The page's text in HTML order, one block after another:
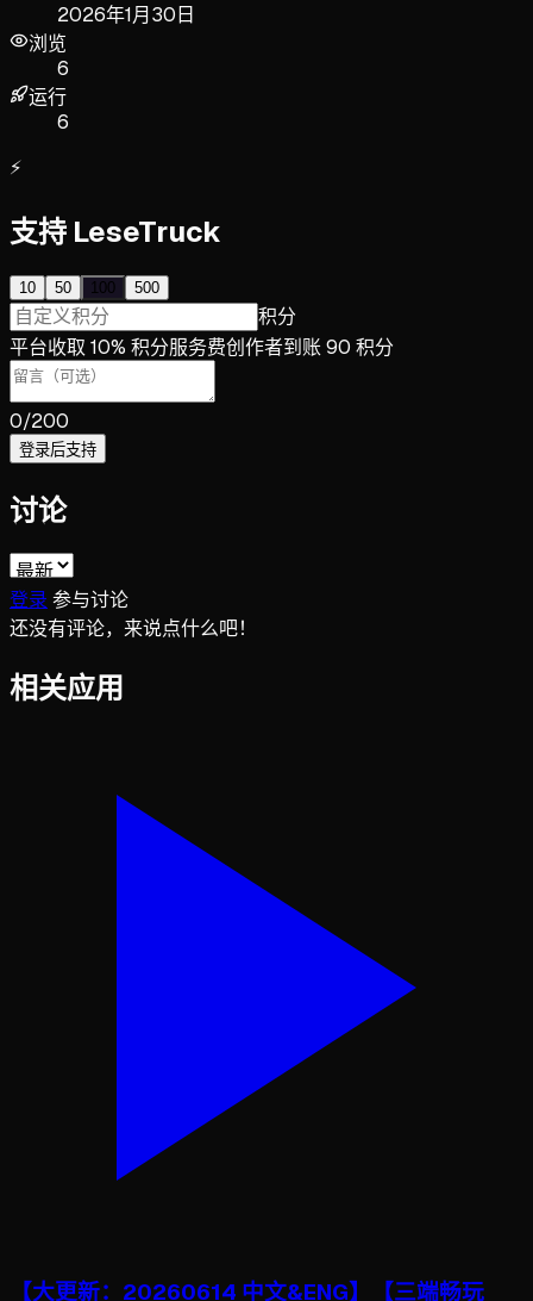
2026年1月30日
浏览
6
运行
6
⚡
支持 LeseTruck
10 50 100 500
积分
平台收取 10% 积分服务费创作者到账 90 积分
0/200
登录后支持
讨论
登录 参与讨论
还没有评论，来说点什么吧！
相关应用
【大更新：20260614 中文&ENG】【三端畅玩